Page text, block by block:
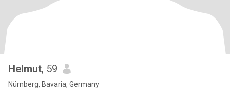
Helmut, 59
Nürnberg, Bavaria, Germany